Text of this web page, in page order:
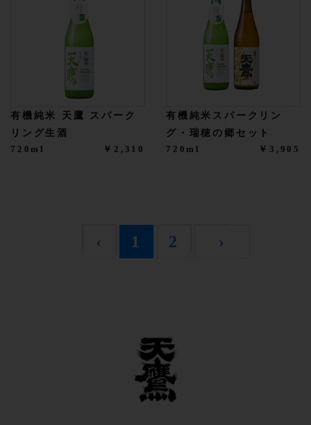
有機純米 天鷹 スパーク
リング生酒
720ml ￥2,310
有機純米スパークリン
グ・瑞穂の郷セット
720ml ￥3,905
‹ 1 2 ›